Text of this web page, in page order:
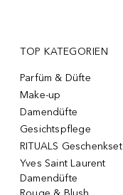
TOP KATEGORIEN
Parfüm & Düfte
Make-up
Damendüfte
Gesichtspflege
RITUALS Geschenkset
Yves Saint Laurent
Damendüfte